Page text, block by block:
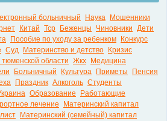
больничный Наука
Мошенники
Китай Тср Беженцы Чиновники Дети
Пособие по уходу за ребенком
Конкурс
Суд Материнство и детство
Кризис
области Жкх
Медицина
Больничный Культура Приметы
Пенсия
Праздник Алкоголь Студенты
Образование
Работающие
лечение
Материнский капитал
Материнский (семейный) капитал